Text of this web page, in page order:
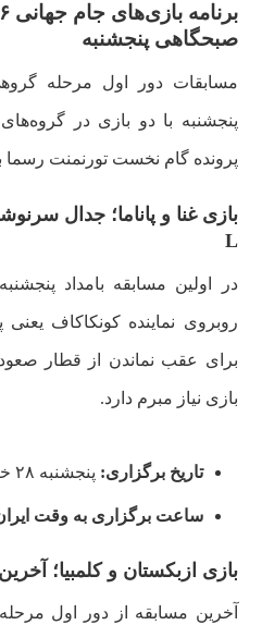
صبحگاهی پنجشنبه
مسابقات دور اول مرحله
پرونده گام نخست تورنمنت رسما
بازی غنا و پاناما؛ جدال
L
روبروی نماینده کونکاکاف یعنی
برای عقب نماندن از قطار
بازی نیاز مبرم دارد.
تاریخ برگزاری: پنجشنبه ۲۸ خرداد ۱۴۰۵
ساعت برگزاری به وقت
بازی ازبکستان و کلمبیا؛
آخرین مسابقه از دور اول